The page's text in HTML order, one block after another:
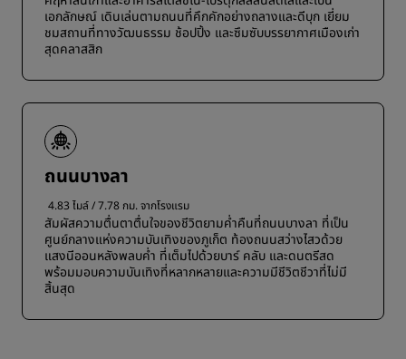
เอกลักษณ์ เดินเล่นตามถนนที่คึกคักอย่างถลางและดีบุก เยี่ยม
ชมสถานที่ทางวัฒนธรรม ช้อปปิ้ง และซึมซับบรรยากาศเมืองเก่า
สุดคลาสสิก
ถนนบางลา
4.83 ไมล์ / 7.78 กม. จากโรงแรม
สัมผัสความตื่นตาตื่นใจของชีวิตยามค่ำคืนที่ถนนบางลา ที่เป็น
ศูนย์กลางแห่งความบันเทิงของภูเก็ต ท้องถนนสว่างไสวด้วย
แสงนีออนหลังพลบค่ำ ที่เต็มไปด้วยบาร์ คลับ และดนตรีสด
พร้อมมอบความบันเทิงที่หลากหลายและความมีชีวิตชีวาที่ไม่มี
สิ้นสุด